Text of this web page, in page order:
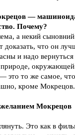
—
Почему?
а некий
доказать, что он
и надо вернуться
природе,
это то же самое,
кроме Мокрецов.
Мокрецов
Это как в